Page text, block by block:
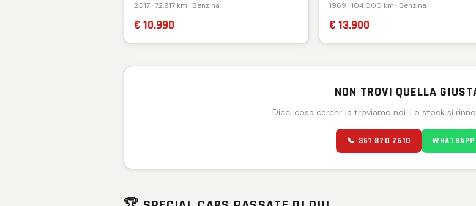
2017 · 72.917 km · Benzina
€ 10.990
1969 · 104.000 km · Benzina
€ 13.900
NON TROVI QUELLA
Dicci cosa cerchi: la troviamo noi. Lo stock si
📞 351 870 7610 WHATSAPP